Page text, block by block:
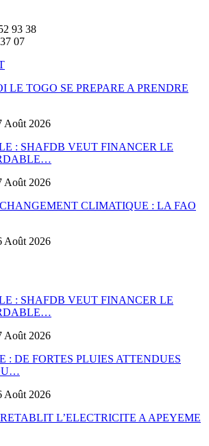
93 38
07
LE TOGO SE PREPARE A PRENDRE
Août 2026
: SHAFDB VEUT FINANCER LE
Août 2026
CLIMATIQUE : LA FAO
Août 2026
: SHAFDB VEUT FINANCER LE
Août 2026
: DE FORTES PLUIES ATTENDUES
Août 2026
L’ELECTRICITE A APEYEME